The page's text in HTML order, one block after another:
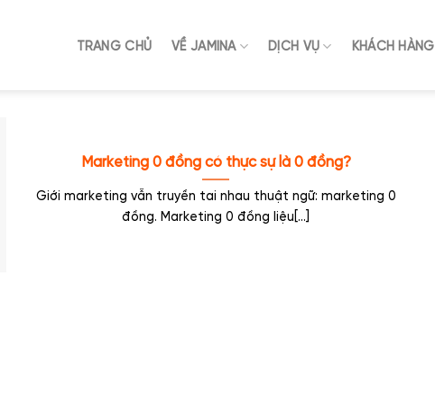
TRANG CHỦ VỀ JAMINA DỊCH VỤ KHÁCH HÀNG
Marketing 0 đồng có thực sự là 0 đồng?
Giới marketing vẫn truyền tai nhau thuật ngữ: marketing 0
đồng. Marketing 0 đồng liệu[...]